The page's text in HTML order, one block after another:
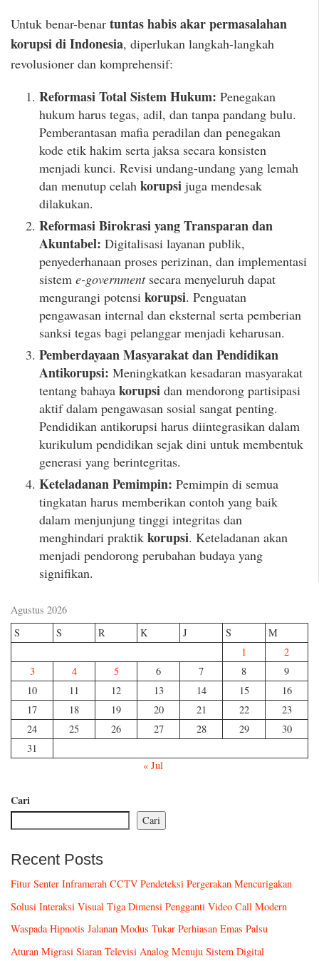
Untuk benar-benar tuntas habis akar permasalahan
korupsi di Indonesia, diperlukan langkah-langkah
revolusioner dan komprehensif:
Reformasi Total Sistem Hukum: Penegakan
hukum harus tegas, adil, dan tanpa pandang bulu.
Pemberantasan mafia peradilan dan penegakan
kode etik hakim serta jaksa secara konsisten
menjadi kunci. Revisi undang-undang yang lemah
dan menutup celah korupsi juga mendesak
dilakukan.
Reformasi Birokrasi yang Transparan dan
Akuntabel: Digitalisasi layanan publik,
penyederhanaan proses perizinan, dan implementasi
sistem e-governmentsecara menyeluruh dapat
mengurangi potensi korupsi. Penguatan
pengawasan internal dan eksternal serta pemberian
sanksi tegas bagi pelanggar menjadi keharusan.
Pemberdayaan Masyarakat dan Pendidikan
Antikorupsi: Meningkatkan kesadaran masyarakat
tentang bahaya korupsi dan mendorong partisipasi
aktif dalam pengawasan sosial sangat penting.
Pendidikan antikorupsi harus diintegrasikan dalam
kurikulum pendidikan sejak dini untuk membentuk
generasi yang berintegritas.
Keteladanan Pemimpin: Pemimpin di semua
tingkatan harus memberikan contoh yang baik
dalam menjunjung tinggi integritas dan
menghindari praktik korupsi. Keteladanan akan
menjadi pendorong perubahan budaya yang
signifikan.
Agustus 2026
S
S R K J S
M
1
2
3
4 5 6 7 8
9
10
11 12 13 14 15
16
17
18 19 20 21 22
23
24
25 26 27 28 29
30
31
« Jul
Cari
Cari
Recent Posts
Fitur Senter Inframerah CCTV Pendeteksi Pergerakan Mencurigakan
Solusi Interaksi Visual Tiga Dimensi Pengganti Video Call Modern
Waspada Hipnotis Jalanan Modus Tukar Perhiasan Emas Palsu
Aturan Migrasi Siaran Televisi Analog Menuju Sistem Digital